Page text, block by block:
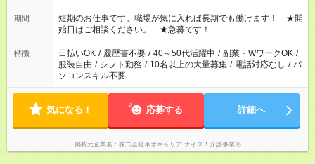
20:00※遅番 ※時間は、固定・選べる施設もあるので、ご希望が
あれば調整できます！ ※シフト制。勤務地により実働時間が異
なります。★家庭の都合でお休みが必要な場合も遠慮なくご相談
ください。
期間
短期のお仕事です。職場が気に入れば長期でも働けます！ ★開
始日はご相談ください。 ★急募です！
特徴 日払いOK / 履歴書不要 / 40～50代活躍中 / 副業・WワークOK /
服装自由 / シフト勤務 / 10名以上の大量募集 / 電話対応なし / パ
ソコンスキル不要
気になる！ 応募する 詳細へ
掲載元企業名 株式会社ネオキャリア ナイス！介護事業部